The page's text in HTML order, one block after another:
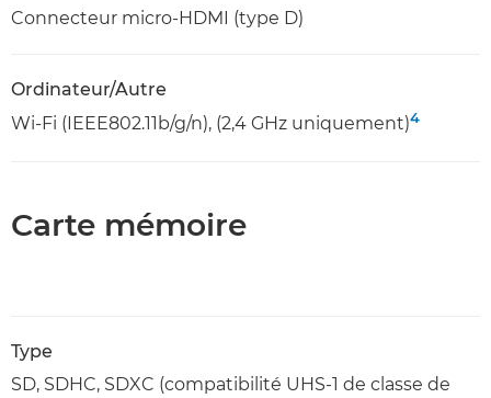
Connecteur micro-HDMI (type D)
Ordinateur/Autre
Wi-Fi (IEEE802.11b/g/n), (2,4 GHz uniquement)4
Carte mémoire
Type
SD, SDHC, SDXC (compatibilité UHS-1 de classe de